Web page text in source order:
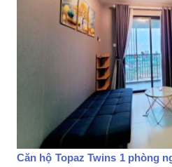
Căn hộ Topaz Twins 1 phòng